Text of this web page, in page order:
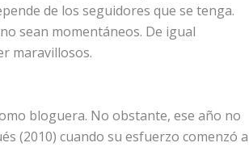
de los seguidores que se tenga.
sean momentáneos. De igual
maravillosos.
bloguera. No obstante, ese año no
(2010) cuando su esfuerzo comenzó a